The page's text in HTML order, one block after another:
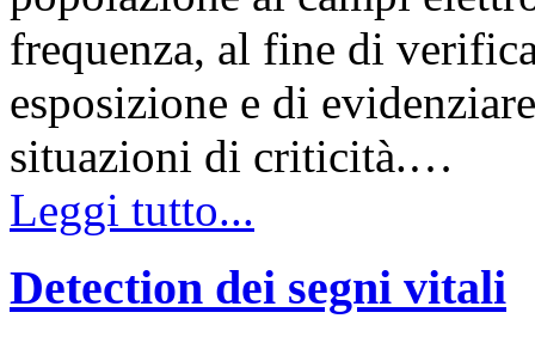
frequenza, al fine di
esposizione e di
situazioni di criticità.…
Leggi tutto...
Detection dei segni vitali